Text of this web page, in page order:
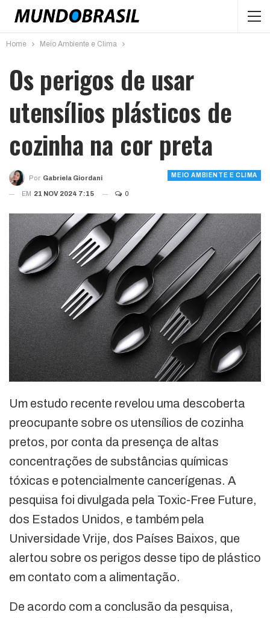
Home Meio Ambiente e Clima
Os perigos de usar
utensílios plásticos de
cozinha na cor preta
MEIO AMBIENTE E CLIMA
Por Gabriela Giordani
EM 21 NOV 2024 7:15 0
Um estudo recente revelou uma descoberta
preocupante sobre os utensílios de cozinha
pretos, por conta da presença de altas
concentrações de substâncias químicas
tóxicas e potencialmente cancerígenas. A
pesquisa foi divulgada pela Toxic-Free Future,
dos Estados Unidos, e também pela
Universidade Vrije, dos Países Baixos, que
alertou sobre os perigos desse tipo de plástico
em contato com a alimentação.
De acordo com a conclusão da pesquisa,